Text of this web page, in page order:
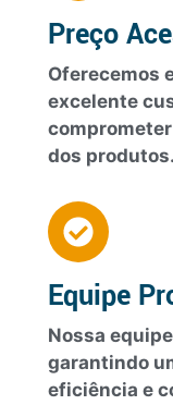
Preço
Oferecemos
excelente
dos produtos.
Equipe
Nossa
garantindo
eficiência e